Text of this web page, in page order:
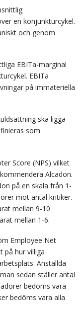
en konjunkturcykel.
och genom
EBITa-marginal
EBITa
på immateriella
ska ligga
som
Score (NPS) vilket
Alcadon.
på en skala från 1-
mot antal kritiker.
mellan 9-10
mellan 1-6.
Employee Net
på hur villiga
Anställda
sedan ställer antal
bedöms vara
bedöms vara alla